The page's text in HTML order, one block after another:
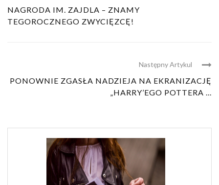
NAGRODA IM. ZAJDLA – ZNAMY
TEGOROCZNEGO ZWYCIĘZCĘ!
Następny Artykul
PONOWNIE ZGASŁA NADZIEJA NA EKRANIZACJĘ
„HARRY’EGO POTTERA ...